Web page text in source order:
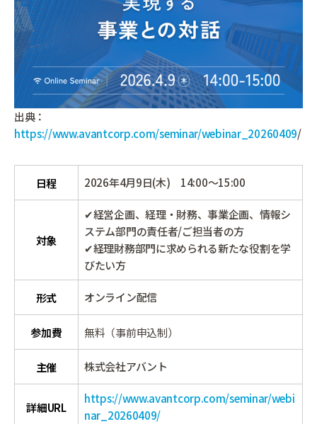
出典：
https://www.avantcorp.com/seminar/webinar_20260409/
日程 2026年4月9日(木) 14:00～15:00
対象
✔経営企画、経理・財務、事業企画、情報シ
ステム部門の責任者/ご担当者の方
✔経理財務部門に求められる新たな役割を学
びたい方
形式 オンライン配信
参加費 無料（事前申込制）
主催 株式会社アバント
詳細URL
https://www.avantcorp.com/seminar/webi
nar_20260409/